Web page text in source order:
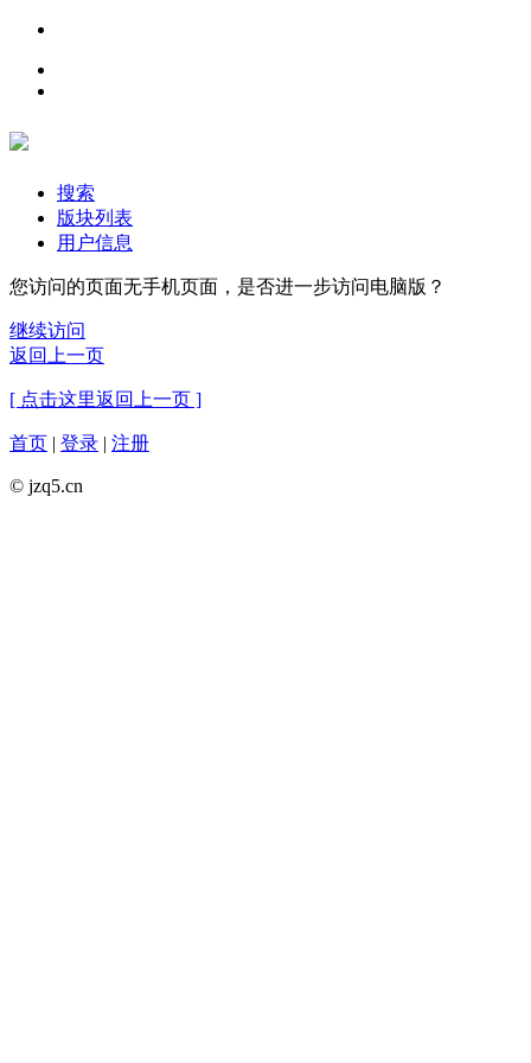
搜索
版块列表
用户信息
您访问的页面无手机页面，是否进一步访问电脑版？
继续访问
返回上一页
[ 点击这里返回上一页 ]
首页 | 登录 | 注册
© jzq5.cn